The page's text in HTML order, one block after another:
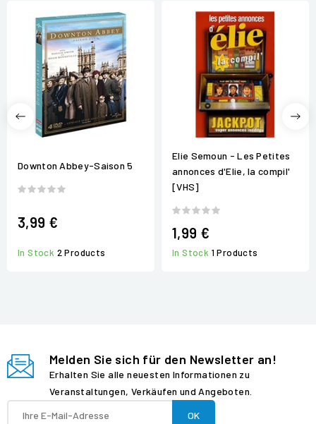
Downton Abbey-Saison 5
3,99 €
In Stock 2 Products
Elie Semoun - Les Petites
annonces d'Elie, la compil'
[VHS]
1,99 €
In Stock 1 Products
Melden Sie sich für den Newsletter an!
Erhalten Sie alle neuesten Informationen zu
Veranstaltungen, Verkäufen und Angeboten.